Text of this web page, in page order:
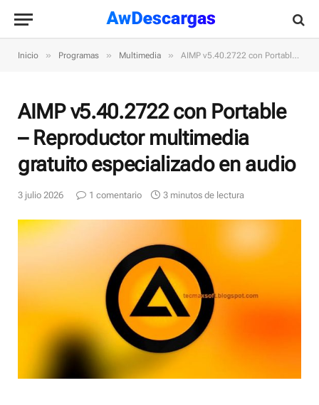
Inicio » Programas » Multimedia » AIMP v5.40.2722 con Portable – Reproductor multimedia gratuito especializado en audio
AIMP v5.40.2722 con Portable
– Reproductor multimedia
gratuito especializado en audio
3 julio 2026 1 comentario 3 minutos de lectura